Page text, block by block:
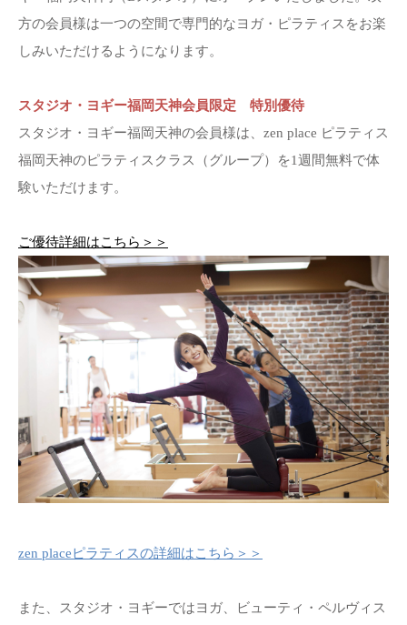
方の会員様は一つの空間で専門的なヨガ・ピラティスをお楽
しみいただけるようになります。
スタジオ・ヨギー福岡天神会員限定 特別優待
スタジオ・ヨギー福岡天神の会員様は、zen place ピラティス
福岡天神のピラティスクラス（グループ）を1週間無料で体
験いただけます。
ご優待詳細はこちら＞＞
zen placeピラティスの詳細はこちら＞＞
また、スタジオ・ヨギーではヨガ、ビューティ・ペルヴィス